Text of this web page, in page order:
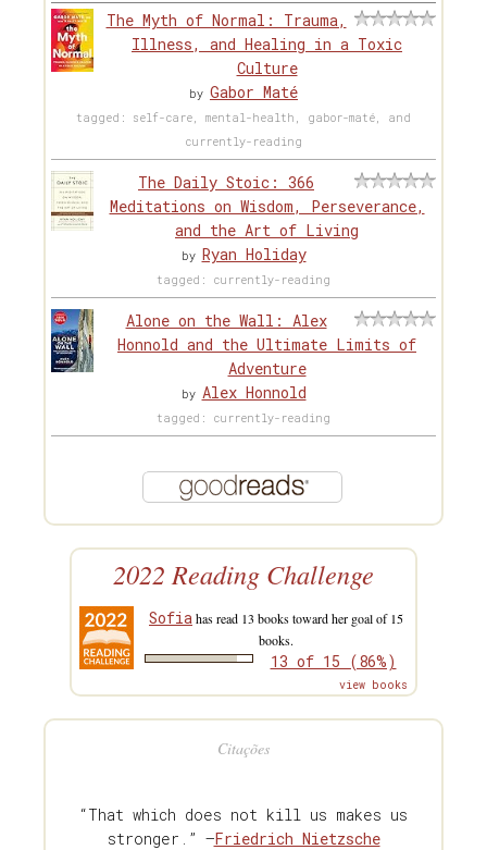
The Myth of Normal: Trauma,
Illness, and Healing in a Toxic
Culture
by Gabor Maté
tagged: self-care, mental-health, gabor-maté, and
currently-reading
The Daily Stoic: 366
Meditations on Wisdom, Perseverance,
and the Art of Living
by Ryan Holiday
tagged: currently-reading
Alone on the Wall: Alex
Honnold and the Ultimate Limits of
Adventure
by Alex Honnold
tagged: currently-reading
2022 Reading Challenge
Sofia has read 13 books toward her goal of 15
books.
13 of 15 (86%)
view books
Citações
“That which does not kill us makes us
stronger.” —Friedrich Nietzsche